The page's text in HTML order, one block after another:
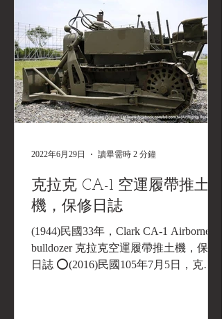
克拉克 CA-1 空運履帶推土
機，保修日誌
(1944)民國33年，Clark CA-1 Airborne
bulldozer 克拉克空運履帶推土機，保修
日誌 ⭕(2016)民國105年7月5日，克拉
2022年6月29日 讀畢需時 2 分鐘